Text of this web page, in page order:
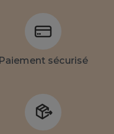
Paiement sécurisé